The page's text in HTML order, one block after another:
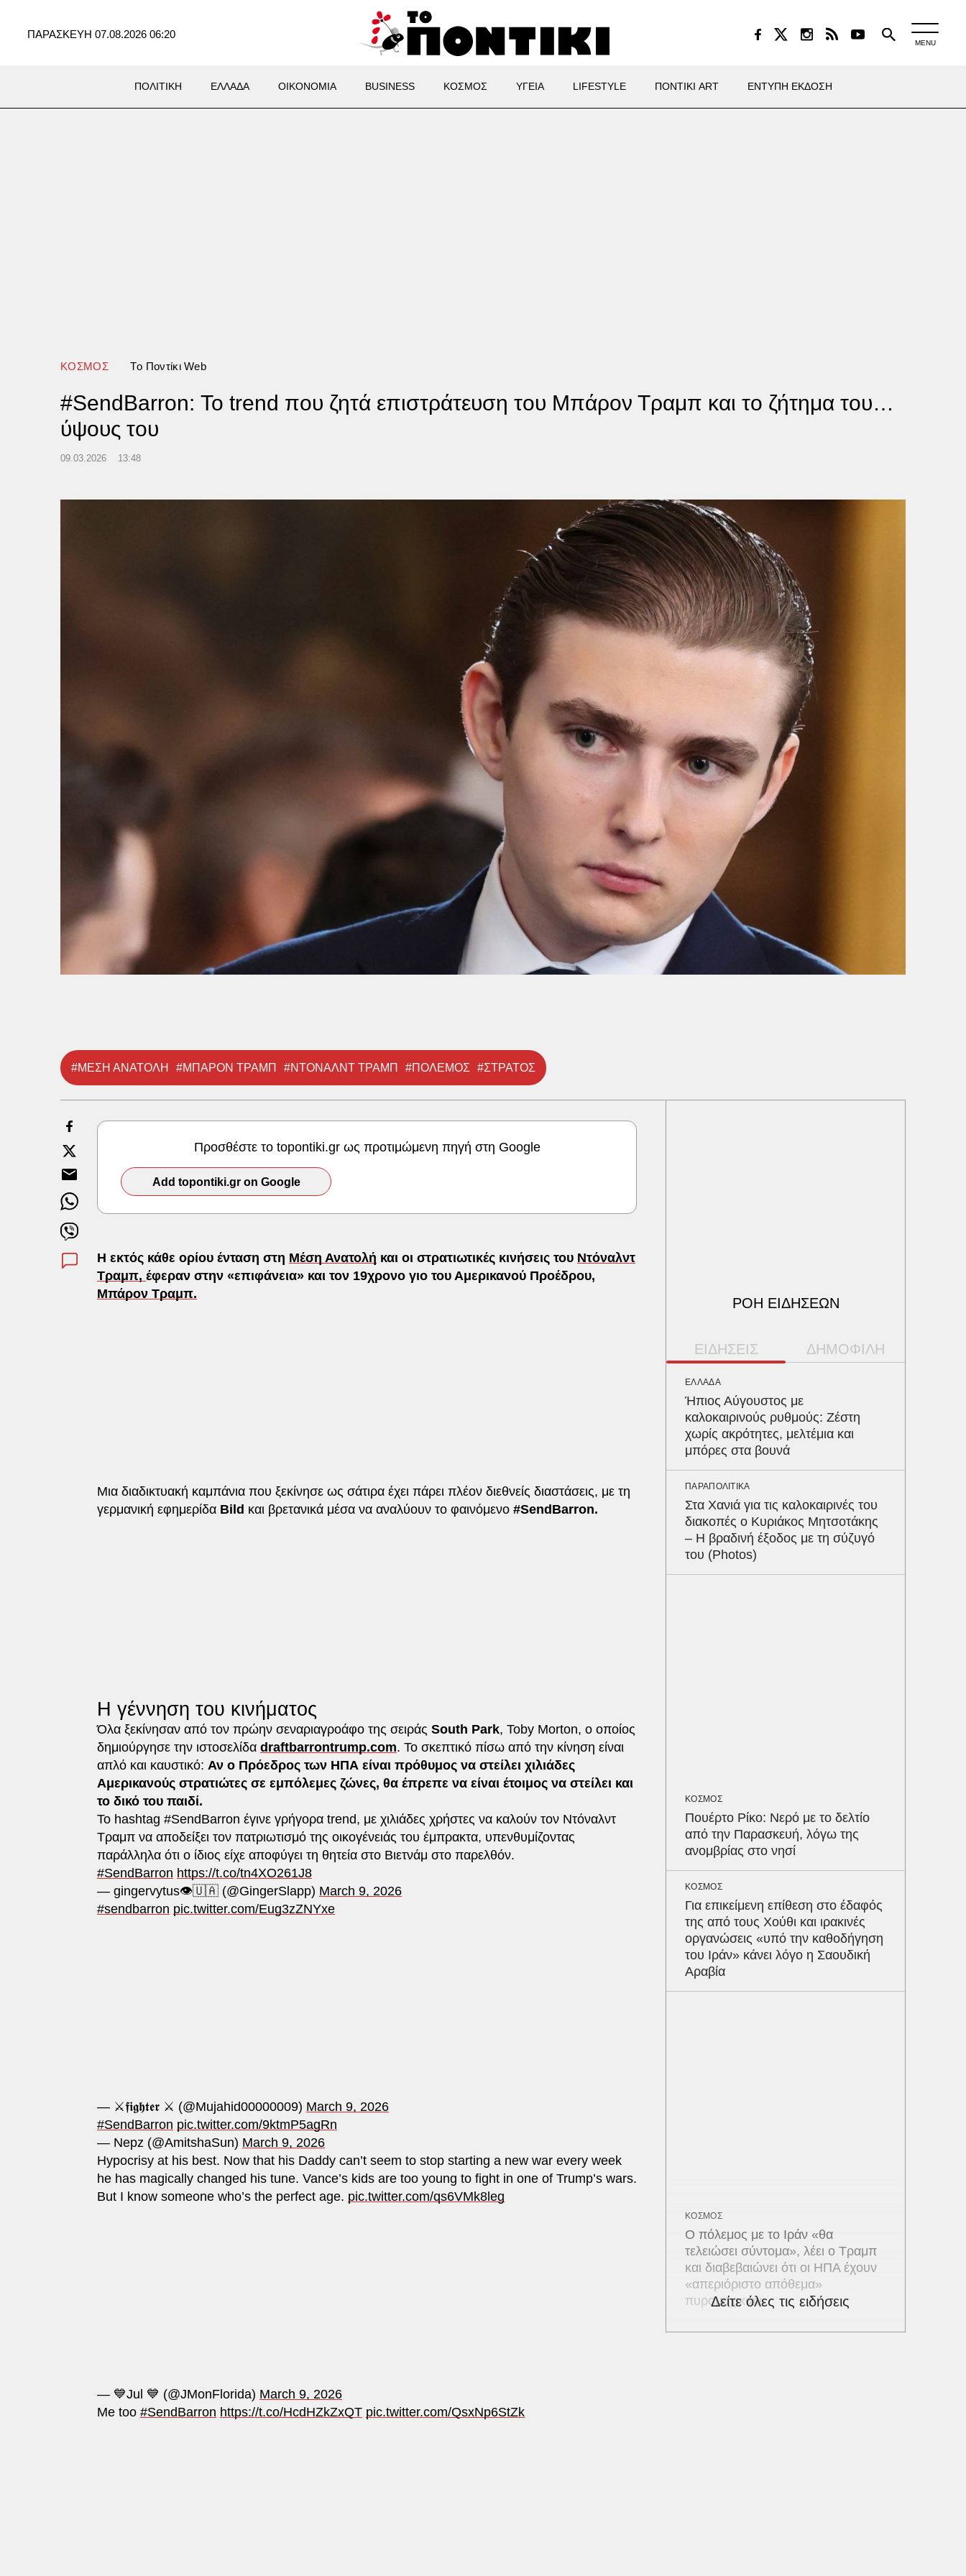
ΠΑΡΑΣΚΕΥΗ 07.08.2026 06:20
MENU
ΠΟΛΙΤΙΚΗ ΕΛΛΑΔΑ ΟΙΚΟΝΟΜΙΑ BUSINESS ΚΟΣΜΟΣ ΥΓΕΙΑ LIFESTYLE ΠΟΝΤΙΚΙ ART ΕΝΤΥΠΗ ΕΚΔΟΣΗ
ΚΟΣΜΟΣ Tο Ποντίκι Web
#SendBarron: Το trend που ζητά επιστράτευση του Μπάρον Τραμπ και το ζήτημα του…
ύψους του
09.03.2026 13:48
#ΜΕΣΗ ΑΝΑΤΟΛΗ #ΜΠΑΡΟΝ ΤΡΑΜΠ #ΝΤΟΝΑΛΝΤ ΤΡΑΜΠ #ΠΟΛΕΜΟΣ #ΣΤΡΑΤΟΣ
Προσθέστε το topontiki.gr ως προτιμώμενη πηγή στη Google
Add topontiki.gr on Google
Η εκτός κάθε ορίου ένταση στη Μέση Ανατολή και οι στρατιωτικές κινήσεις του Ντόναλντ
Τραμπ, έφεραν στην «επιφάνεια» και τον 19χρονο γιο του Αμερικανού Προέδρου,
Μπάρον Τραμπ.
Μια διαδικτυακή καμπάνια που ξεκίνησε ως σάτιρα έχει πάρει πλέον διεθνείς διαστάσεις, με τη
γερμανική εφημερίδα Bild και βρετανικά μέσα να αναλύουν το φαινόμενο #SendBarron.
Η γέννηση του κινήματος
Όλα ξεκίνησαν από τον πρώην σεναριαγροάφο της σειράς South Park, Toby Morton, ο οποίος
δημιούργησε την ιστοσελίδα draftbarrontrump.com. Το σκεπτικό πίσω από την κίνηση είναι
απλό και καυστικό: Αν ο Πρόεδρος των ΗΠΑ είναι πρόθυμος να στείλει χιλιάδες
Αμερικανούς στρατιώτες σε εμπόλεμες ζώνες, θα έπρεπε να είναι έτοιμος να στείλει και
το δικό του παιδί.
Το hashtag #SendBarron έγινε γρήγορα trend, με χιλιάδες χρήστες να καλούν τον Ντόναλντ
Τραμπ να αποδείξει τον πατριωτισμό της οικογένειάς του έμπρακτα, υπενθυμίζοντας
παράλληλα ότι ο ίδιος είχε αποφύγει τη θητεία στο Βιετνάμ στο παρελθόν.
#SendBarron https://t.co/tn4XO261J8
— gingervytus👁️🇺🇦 (@GingerSlapp) March 9, 2026
#sendbarron pic.twitter.com/Eug3zZNYxe
— ⚔️𝖋𝖎𝖌𝖍𝖙𝖊𝖗 ⚔️ (@Mujahid00000009) March 9, 2026
#SendBarron pic.twitter.com/9ktmP5agRn
— Nepz (@AmitshaSun) March 9, 2026
Hypocrisy at his best. Now that his Daddy can’t seem to stop starting a new war every week
he has magically changed his tune. Vance’s kids are too young to fight in one of Trump’s wars.
But I know someone who’s the perfect age. pic.twitter.com/qs6VMk8leg
— 💙Jul 💙 (@JMonFlorida) March 9, 2026
Me too #SendBarron https://t.co/HcdHZkZxQT pic.twitter.com/QsxNp6StZk
ΡΟΗ ΕΙΔΗΣΕΩΝ
ΕΙΔΗΣΕΙΣ ΔΗΜΟΦΙΛΗ
ΕΛΛΑΔΑ
Ήπιος Αύγουστος με
καλοκαιρινούς ρυθμούς: Ζέστη
χωρίς ακρότητες, μελτέμια και
μπόρες στα βουνά
ΠΑΡΑΠΟΛΙΤΙΚΑ
Στα Χανιά για τις καλοκαιρινές του
διακοπές ο Κυριάκος Μητσοτάκης
– Η βραδινή έξοδος με τη σύζυγό
του (Photos)
ΚΟΣΜΟΣ
Πουέρτο Ρίκο: Νερό με το δελτίο
από την Παρασκευή, λόγω της
ανομβρίας στο νησί
ΚΟΣΜΟΣ
Για επικείμενη επίθεση στο έδαφός
της από τους Χούθι και ιρακινές
οργανώσεις «υπό την καθοδήγηση
του Ιράν» κάνει λόγο η Σαουδική
Αραβία
ΚΟΣΜΟΣ
Ο πόλεμος με το Ιράν «θα
τελειώσει σύντομα», λέει ο Τραμπ
και διαβεβαιώνει ότι οι ΗΠΑ έχουν
«απεριόριστο απόθεμα»
πυρομαχικών
Δείτε όλες τις ειδήσεις